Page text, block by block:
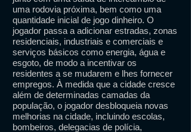
uma rodovia próxima, bem como uma
quantidade inicial de jogo dinheiro. O
jogador passa a adicionar estradas, zonas
residenciais, industriais e comerciais e
serviços básicos como energia, água e
esgoto, de modo a incentivar os
residentes a se mudarem e lhes fornecer
empregos. À medida que a cidade cresce
além de determinadas camadas da
população, o jogador desbloqueia novas
melhorias na cidade, incluindo escolas,
bombeiros, delegacias de polícia,